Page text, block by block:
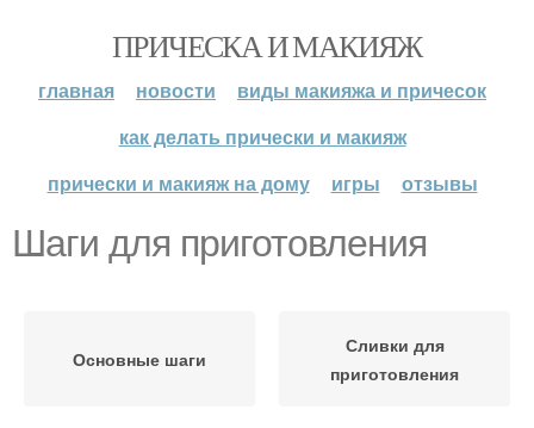
ПРИЧЕСКА И МАКИЯЖ
главная новости
виды макияжа и причесок
как делать прически и макияж
прически и макияж на дому
игры отзывы
Шаги для приготовления
Основные шаги
Сливки для
приготовления